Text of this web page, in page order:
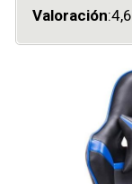
Valoración:4,6